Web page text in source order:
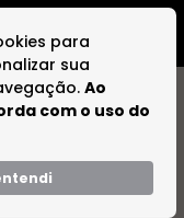
para
sua
Ao
com o uso do